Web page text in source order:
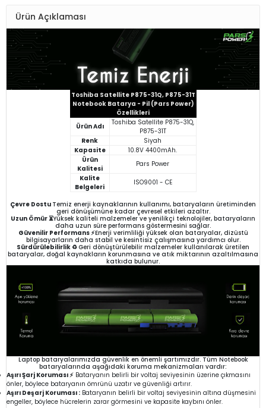
Ürün Açıklaması
Toshiba Satellite P875-31Q, P875-31T
Notebook Batarya - Pil (Pars Power)
Özellikleri
Ürün Adı
Toshiba Satellite P875-31Q,
P875-31T
Renk
Siyah
Kapasite
10.8V 4400mAh.
Ürün
Kalitesi
Pars Power
Kalite
Belgeleri
ISO9001 - CE
Çevre Dostu Temiz enerji kaynaklarının kullanımı, bataryaların üretiminden
geri dönüşümüne kadar çevresel etkileri azaltır.
Uzun Ömür ⏳Yüksek kaliteli malzemeler ve yenilikçi teknolojiler, bataryaların
daha uzun süre performans göstermesini sağlar.
Güvenilir Performans ⚡Enerji verimliliği yüksek olan bataryalar, dizüstü
bilgisayarların daha stabil ve kesintisiz çalışmasına yardımcı olur.
Sürdürülebilirlik ♻️Geri dönüştürülebilir malzemeler kullanılarak üretilen
bataryalar, doğal kaynakların korunmasına ve atık miktarının azaltılmasına
katkıda bulunur.
Laptop bataryalarımızda güvenlik en önemli şartımızdır. Tüm Notebook
bataryalarında aşağıdaki koruma mekanizmaları vardır:
Aşırı Şarj Koruması ⚡ Bataryanın belirli bir voltaj seviyesinin üzerine çıkmasını
önler, böylece bataryanın ömrünü uzatır ve güvenliği artırır.
Aşırı Deşarj Koruması : Bataryanın belirli bir voltaj seviyesinin altına düşmesini
engeller, böylece hücrelerin zarar görmesini ve kapasite kaybını önler.